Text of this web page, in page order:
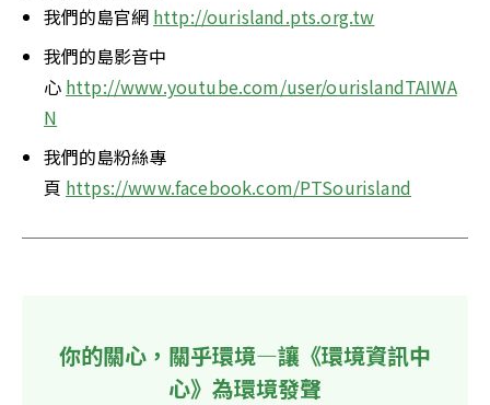
我們的島官網 http://ourisland.pts.org.tw
我們的島影音中
心 http://www.youtube.com/user/ourislandTAIWA
N
我們的島粉絲專
頁 https://www.facebook.com/PTSourisland
你的關心，關乎環境—讓《環境資訊中
心》為環境發聲